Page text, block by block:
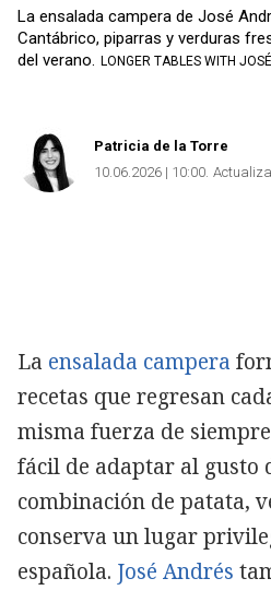
La ensalada campera de José
Cantábrico, piparras y verduras
del verano. LONGER TABLES WITH
Patricia de la Torre
10.06.2026 | 10:00
La ensalada campera
recetas que regresan
misma fuerza de
fácil de adaptar al gusto
combinación de patata,
conserva un lugar
española. José Andrés